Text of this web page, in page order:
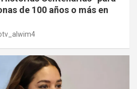
de 100 años o más en